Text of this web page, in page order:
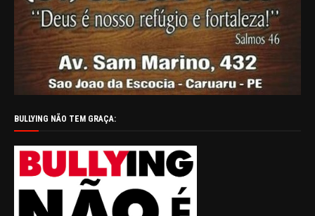
BULLYING NÃO TEM GRAÇA: